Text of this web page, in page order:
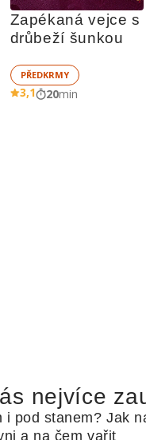
Zapékaná vejce s
drůbeží šunkou
PŘEDKRMY
3,1 20min
nejvíce
i pod stanem? Jak
a na čem vařit